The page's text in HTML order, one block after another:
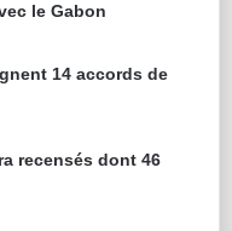
le Gabon
14 accords de
recensés dont 46